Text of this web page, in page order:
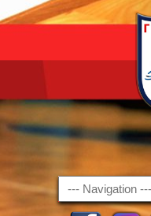
Navigation